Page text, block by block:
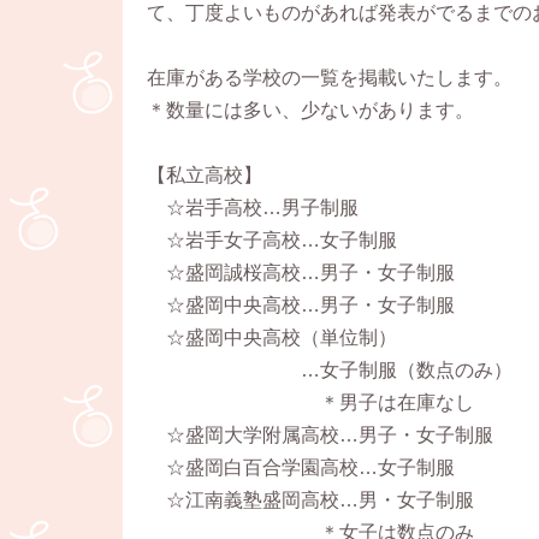
て、丁度よいものがあれば発表がでるまでの
在庫がある学校の一覧を掲載いたします。
＊数量には多い、少ないがあります。
【私立高校】
☆岩手高校…男子制服
☆岩手女子高校…女子制服
☆盛岡誠桜高校…男子・女子制服
☆盛岡中央高校…男子・女子制服
☆盛岡中央高校（単位制）
…女子制服（数点のみ）
＊男子は在庫なし
☆盛岡大学附属高校…男子・女子制服
☆盛岡白百合学園高校…女子制服
☆江南義塾盛岡高校…男・女子制服
＊女子は数点のみ